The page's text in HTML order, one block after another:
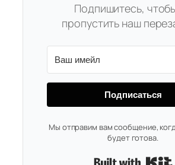
Подпишитесь,
пропустить наш
Подписаться
Мы отправим вам сообщение,
будет готова.